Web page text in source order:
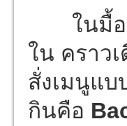
ในมื้อนี้
ใน คราว
สั่งเมนูแ
กินคือ